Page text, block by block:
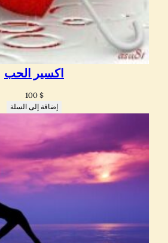
اكسير الحب
100 $
إضافة إلى السلة